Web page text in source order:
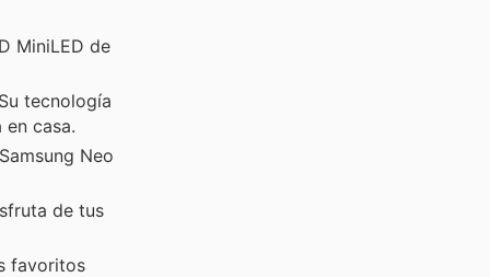
MiniLED de
tecnología
casa.
Neo
de tus
favoritos